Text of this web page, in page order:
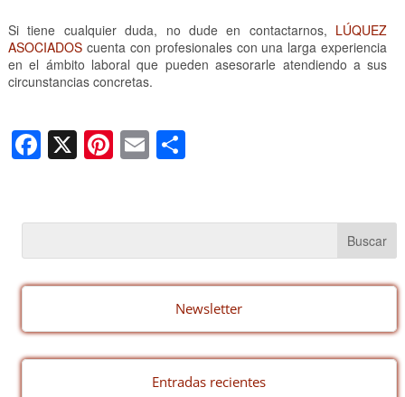
Si tiene cualquier duda, no dude en contactarnos, LÚQUEZ
ASOCIADOScuenta con profesionales con una larga experiencia
en el ámbito laboral que pueden asesorarle atendiendo a sus
circunstancias concretas.
F
a
e
b
o
k
X Pi
nt
e
st
E
m
C
p
ar
tir
Newsletter
Entradas recientes